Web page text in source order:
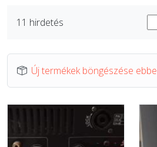
ÚJ TERMÉKEK
11 hirdetés
Új termékek böngészése